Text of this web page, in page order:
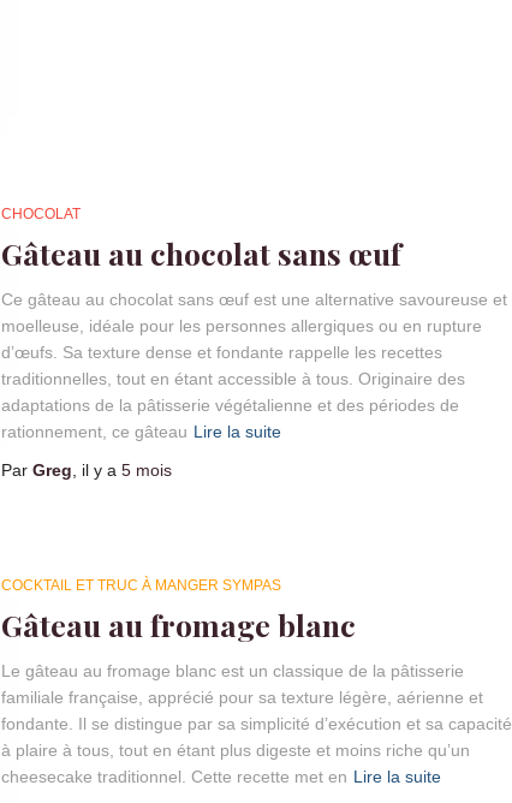
CHOCOLAT
Gâteau au chocolat sans œuf
Ce gâteau au chocolat sans œuf est une alternative savoureuse et
moelleuse, idéale pour les personnes allergiques ou en rupture
d’œufs. Sa texture dense et fondante rappelle les recettes
traditionnelles, tout en étant accessible à tous. Originaire des
adaptations de la pâtisserie végétalienne et des périodes de
rationnement, ce gâteau Lire la suite
Par Greg , il y a 5 mois
COCKTAIL ET TRUC À MANGER SYMPAS
Gâteau au fromage blanc
Le gâteau au fromage blanc est un classique de la pâtisserie
familiale française, apprécié pour sa texture légère, aérienne et
fondante. Il se distingue par sa simplicité d’exécution et sa capacité
à plaire à tous, tout en étant plus digeste et moins riche qu’un
cheesecake traditionnel. Cette recette met en Lire la suite